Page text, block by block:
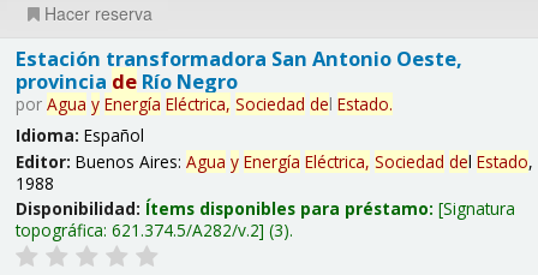
Hacer reserva
Estación transformadora San Antonio Oeste,
provincia deRío Negro
por Agua y Energía Eléctrica, Sociedad del Estado.
Idioma: Español
Editor: Buenos Aires: Agua y Energía Eléctrica, Sociedad del Estado,
1988
Disponibilidad: Ítems disponibles para préstamo: Signatura
topográfica: 621.374.5/A282/v.2 (3).